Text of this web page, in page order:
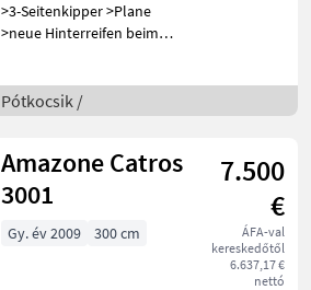
>3-Seitenkipper >Plane
>neue Hinterreifen beim
>Auslaufschieber >gültiges
Pickerl Feltét: Alumínium,
Pótkocsik /
Amazone Catros
3001
7.500
€
ÁFA-val
kereskedőtől
6.637,17 €
nettó
Gy. év 2009 300 cm